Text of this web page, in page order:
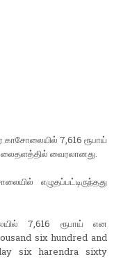
காசோலையில் 7,616 ரூபாய்
வைரலானது.
எழுதப்பட்டிருந்தது
7,616 ரூபாய் என
six hundred and
six harendra sixty